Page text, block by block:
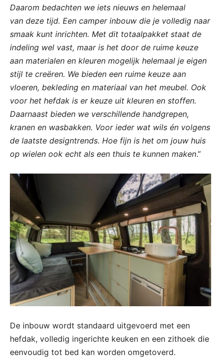
Daarom bedachten we iets nieuws en helemaal
van deze tijd. Een camper inbouw die je volledig naar
smaak kunt inrichten. Met dit totaalpakket staat de
indeling wel vast, maar is het door de ruime keuze
aan materialen en kleuren mogelijk helemaal je eigen
stijl te creëren. We bieden een ruime keuze aan
vloeren, bekleding en materiaal van het meubel. Ook
voor het hefdak is er keuze uit kleuren en stoffen.
Daarnaast bieden we verschillende handgrepen,
kranen en wasbakken. Voor ieder wat wils én volgens
de laatste designtrends. Hoe fijn is het om jouw huis
op wielen ook echt als een thuis te kunnen maken.”
De inbouw wordt standaard uitgevoerd met een
hefdak, volledig ingerichte keuken en een zithoek die
eenvoudig tot bed kan worden omgetoverd.